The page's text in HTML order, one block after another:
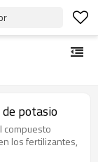
potasio
compuesto
los fertilizantes,